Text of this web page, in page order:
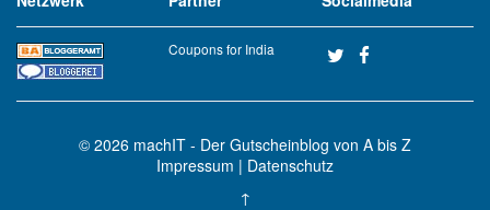
Coupons for India
© 2026 machIT - Der Gutscheinblog von A bis Z
Impressum | Datenschutz
↑